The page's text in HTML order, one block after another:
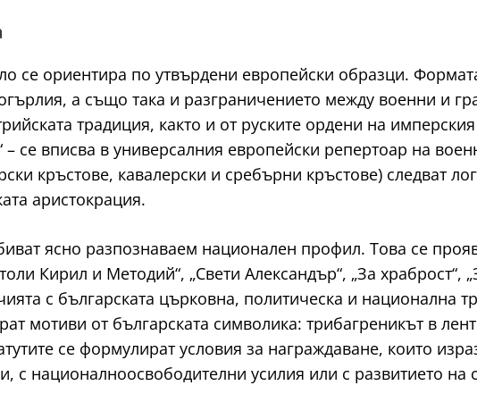
се ориентира по утвърдени европейски образци.
а също така и разграничението между военни и
традиция, както и от руските ордени на
– се вписва в универсалния европейски репертоар на
кръстове, кавалерски и сребърни кръстове) следват
аристокрация.
ясно разпознаваем национален профил. Това се
Кирил и Методий“, „Свети Александър“, „За храброст“,
с българската църковна, политическа и национална
мотиви от българската символика: трибагреникът в
се формулират условия за награждаване, които
с националноосвободителни усилия или с развитието